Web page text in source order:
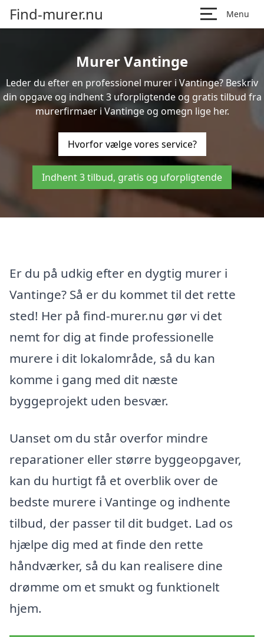
Find-murer.nu Menu
Murer Vantinge
Leder du efter en professionel murer i Vantinge? Beskriv
din opgave og indhent 3 uforpligtende og gratis tilbud fra
murerfirmaer i Vantinge og omegn lige her.
Hvorfor vælge vores service?
Indhent 3 tilbud, gratis og uforpligtende
Er du på udkig efter en dygtig murer i
Vantinge? Så er du kommet til det rette
sted! Her på find-murer.nu gør vi det
nemt for dig at finde professionelle
murere i dit lokalområde, så du kan
komme i gang med dit næste
byggeprojekt uden besvær.
Uanset om du står overfor mindre
reparationer eller større byggeopgaver,
kan du hurtigt få et overblik over de
bedste murere i Vantinge og indhente
tilbud, der passer til dit budget. Lad os
hjælpe dig med at finde den rette
håndværker, så du kan realisere dine
drømme om et smukt og funktionelt
hjem.